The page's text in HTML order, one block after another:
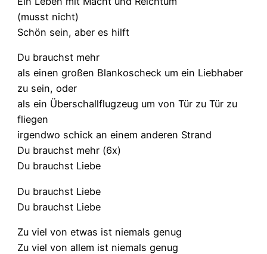
(musst nicht)
Schön sein, aber es hilft
Du brauchst mehr
als einen großen Blankoscheck um ein Liebhaber
zu sein, oder
als ein Überschallflugzeug um von Tür zu Tür zu
fliegen
irgendwo schick an einem anderen Strand
Du brauchst mehr (6x)
Du brauchst Liebe
Du brauchst Liebe
Du brauchst Liebe
Zu viel von etwas ist niemals genug
Zu viel von allem ist niemals genug